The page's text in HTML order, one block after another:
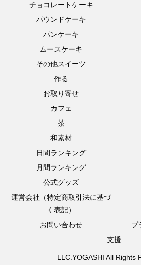
チョコレートケーキ
パウンドケーキ
パンケーキ
ムースケーキ
その他スイーツ
作る
お取り寄せ
カフェ
茶
和素材
日間ランキング
月間ランキング
公式グッズ
運営会社（特定商取引法に基づ
く表記）
お問い合わせ
プ
支援
LLC.YOGASHI All Rights